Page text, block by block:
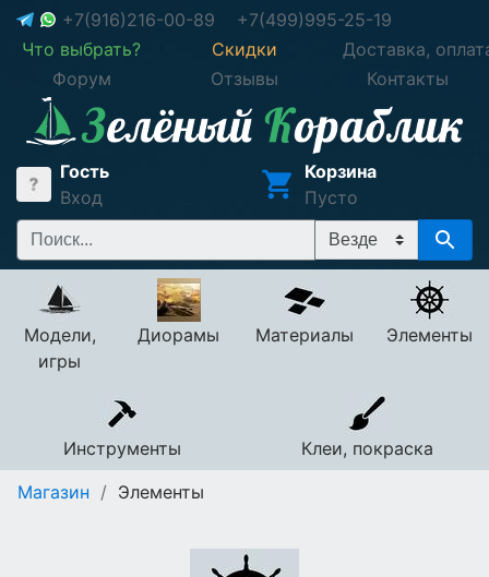
+7(916)216-00-89
+7(499)995-25-19
Что выбрать?
Скидки
Доставка,
Форум
Отзывы Контакты
Гость
Вход
Корзина
Пусто
Модели,
игры
Диорамы Материалы Элементы
Инструменты
Клеи, покраска
Магазин / Элементы